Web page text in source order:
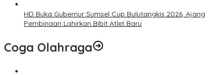
HD Buka Gubernur Sumsel Cup Bulutangkis 2026, Ajang
Pembinaan Lahirkan Bibit Atlet Baru
Coga Olahraga